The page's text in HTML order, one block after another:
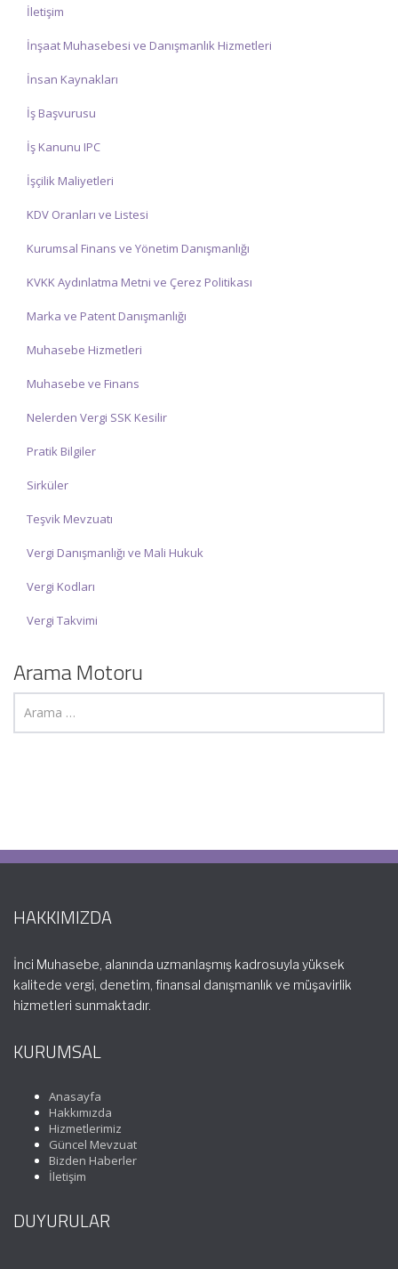
İletişim
İnşaat Muhasebesi ve Danışmanlık Hizmetleri
İnsan Kaynakları
İş Başvurusu
İş Kanunu IPC
İşçilik Maliyetleri
KDV Oranları ve Listesi
Kurumsal Finans ve Yönetim Danışmanlığı
KVKK Aydınlatma Metni ve Çerez Politikası
Marka ve Patent Danışmanlığı
Muhasebe Hizmetleri
Muhasebe ve Finans
Nelerden Vergi SSK Kesilir
Pratik Bilgiler
Sirküler
Teşvik Mevzuatı
Vergi Danışmanlığı ve Mali Hukuk
Vergi Kodları
Vergi Takvimi
Arama Motoru
HAKKIMIZDA
İnci Muhasebe, alanında uzmanlaşmış kadrosuyla yüksek
kalitede vergi, denetim, finansal danışmanlık ve müşavirlik
hizmetleri sunmaktadır.
KURUMSAL
Anasayfa
Hakkımızda
Hizmetlerimiz
Güncel Mevzuat
Bizden Haberler
İletişim
DUYURULAR